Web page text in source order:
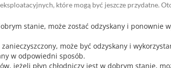
które mogą być jeszcze przydatne.
stanie, może zostać odzyskany i ponownie
może być odzyskany i
w odpowiedni sposób.
jeżeli płyn chłodniczy jest w dobrym stanie,